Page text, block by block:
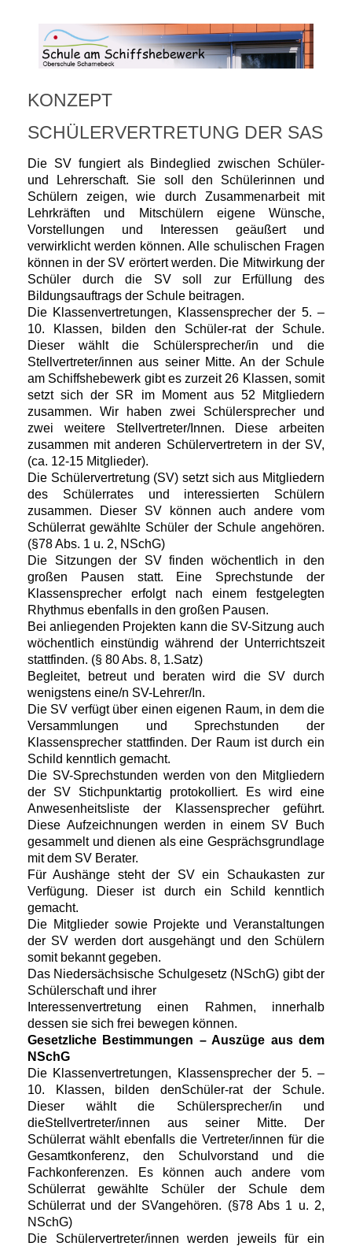
KONZEPT
SCHÜLERVERTRETUNG DER SAS
Die SV fungiert als Bindeglied zwischen Schüler-
und Lehrerschaft. Sie soll den Schülerinnen und
Schülern zeigen, wie durch Zusammenarbeit mit
Lehrkräften und Mitschülern eigene Wünsche,
Vorstellungen und Interessen geäußert und
verwirklicht werden können. Alle schulischen Fragen
können in der SV erörtert werden. Die Mitwirkung der
Schüler durch die SV soll zur Erfüllung des
Bildungsauftrags der Schule beitragen.
Die Klassenvertretungen, Klassensprecher der 5. –
10. Klassen, bilden den Schüler-rat der Schule.
Dieser wählt die Schülersprecher/in und die
Stellvertreter/innen aus seiner Mitte. An der Schule
am Schiffshebewerk gibt es zurzeit 26 Klassen, somit
setzt sich der SR im Moment aus 52 Mitgliedern
zusammen. Wir haben zwei Schülersprecher und
zwei weitere Stellvertreter/Innen. Diese arbeiten
zusammen mit anderen Schülervertretern in der SV,
(ca. 12-15 Mitglieder).
Die Schülervertretung (SV) setzt sich aus Mitgliedern
des Schülerrates und interessierten Schülern
zusammen. Dieser SV können auch andere vom
Schülerrat gewählte Schüler der Schule angehören.
(§78 Abs. 1 u. 2, NSchG)
Die Sitzungen der SV finden wöchentlich in den
großen Pausen statt. Eine Sprechstunde der
Klassensprecher erfolgt nach einem festgelegten
Rhythmus ebenfalls in den großen Pausen.
Bei anliegenden Projekten kann die SV-Sitzung auch
wöchentlich einstündig während der Unterrichtszeit
stattfinden. (§ 80 Abs. 8, 1.Satz)
Begleitet, betreut und beraten wird die SV durch
wenigstens eine/n SV-Lehrer/In.
Die SV verfügt über einen eigenen Raum, in dem die
Versammlungen und Sprechstunden der
Klassensprecher stattfinden. Der Raum ist durch ein
Schild kenntlich gemacht.
Die SV-Sprechstunden werden von den Mitgliedern
der SV Stichpunktartig protokolliert. Es wird eine
Anwesenheitsliste der Klassensprecher geführt.
Diese Aufzeichnungen werden in einem SV Buch
gesammelt und dienen als eine Gesprächsgrundlage
mit dem SV Berater.
Für Aushänge steht der SV ein Schaukasten zur
Verfügung. Dieser ist durch ein Schild kenntlich
gemacht.
Die Mitglieder sowie Projekte und Veranstaltungen
der SV werden dort ausgehängt und den Schülern
somit bekannt gegeben.
Das Niedersächsische Schulgesetz (NSchG) gibt der
Schülerschaft und ihrer
Interessenvertretung einen Rahmen, innerhalb
dessen sie sich frei bewegen können.
Gesetzliche Bestimmungen – Auszüge aus dem
NSchG
Die Klassenvertretungen, Klassensprecher der 5. –
10. Klassen, bilden denSchüler-rat der Schule.
Dieser wählt die Schülersprecher/in und
dieStellvertreter/innen aus seiner Mitte. Der
Schülerrat wählt ebenfalls die Vertreter/innen für die
Gesamtkonferenz, den Schulvorstand und die
Fachkonferenzen. Es können auch andere vom
Schülerrat gewählte Schüler der Schule dem
Schülerrat und der SVangehören. (§78 Abs 1 u. 2,
NSchG)
Die Schülervertreter/innen werden jeweils für ein